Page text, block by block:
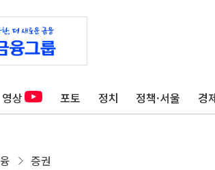
영상 포토 정치 정책·서울 경
증권